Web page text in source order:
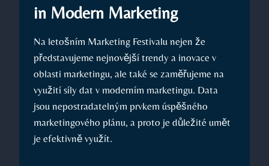
in Modern Marketing
Na letošním Marketing Festivalu nejen​ že
představujeme nejnovější ⁤trendy a‍ inovace v
⁤oblasti marketingu, ale také se zaměřujeme ‌na
‌využití síly dat v moderním marketingu. Data
jsou nepostradatelným prvkem úspěšného⁤
marketingového ‌plánu, a ‍proto je důležité umět
je efektivně využít.